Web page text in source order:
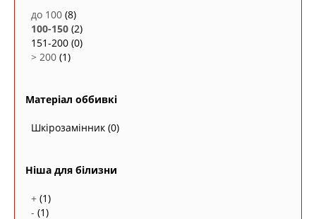
до 100 (8)
100-150 (2)
151-200 (0)
> 200 (1)
Матеріал оббивкі
Шкірозамінник (0)
Ніша для білизни
+ (1)
- (1)